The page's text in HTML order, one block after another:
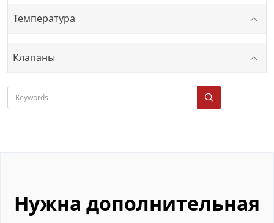
Температура
Клапаны
Нужна дополнительная